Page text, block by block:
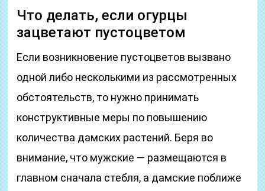
Что делать, если огурцы
зацветают пустоцветом
Если возникновение пустоцветов вызвано
одной либо несколькими из рассмотренных
обстоятельств, то нужно принимать
конструктивные меры по повышению
количества дамских растений. Беря во
внимание, что мужские — размещаются в
главном сначала стебля, а дамские поближе